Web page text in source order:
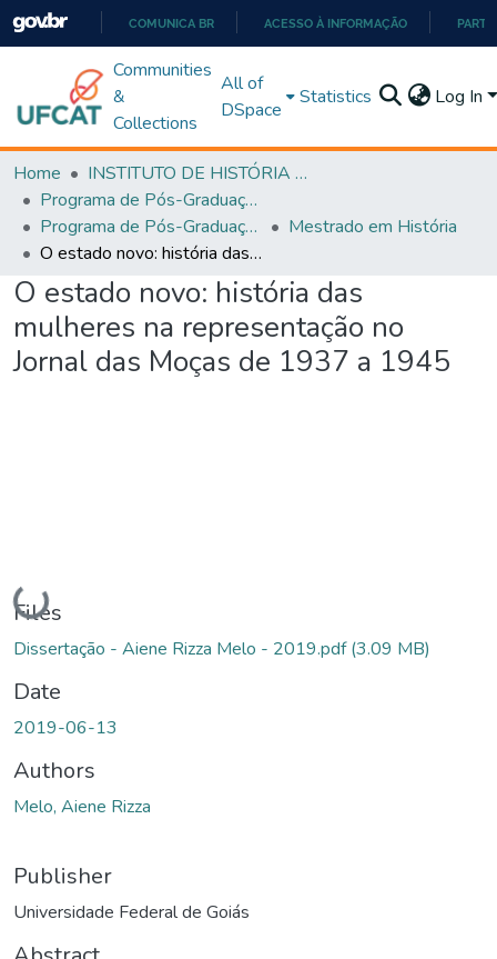
PARA
O
COMUNICA BR ACESSO À INFORMAÇÃO
Communities
&
Collections
All of
DSpace
Statistics Log In
Home
INSTITUTO DE HISTÓRIA E CIÊNCIAS SOCIAIS
Programa de Pós-Graduação em História, Cultura e Formação de Professores (PPGH-MP)
Programa de Pós-Graduação em História, Cultura e Formação de Professores - PPGH-MP
Mestrado em História
O estado novo: história das mulheres na representação no Jornal das Moças de 1937 a 1945
O estado novo: história das
mulheres na representação no
Jornal das Moças de 1937 a 1945
Loading...
Files
Dissertação - Aiene Rizza Melo - 2019.pdf(3.09 MB)
Date
2019-06-13
Authors
Melo, Aiene Rizza
Publisher
Universidade Federal de Goiás